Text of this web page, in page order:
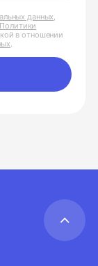
данных,
Политики
в отношении
.